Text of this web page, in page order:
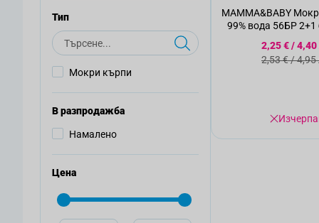
Тип
Търсене
Мокри кърпи
В разпродажба
Намалено
Цена
MAMMA&BABY
99% вода 56БР 2+1
2,25 €/4,40
2,53 €/4,95